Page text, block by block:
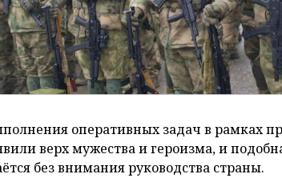
оперативных задач в рамках
верх мужества и героизма, и
без внимания руководства страны.